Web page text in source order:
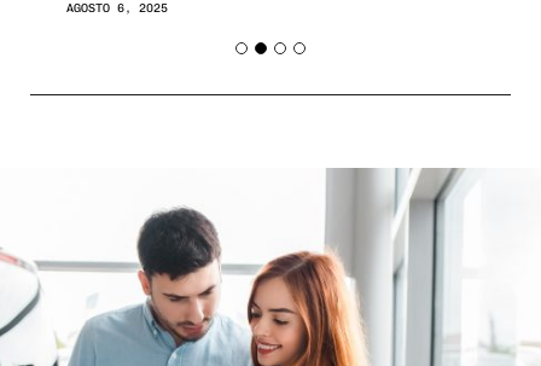
AGOSTO 6, 2025